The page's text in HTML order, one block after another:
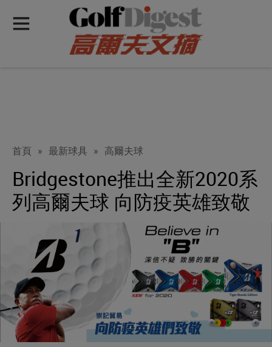
首頁 » 最新球具 » 高爾夫球
Bridgestone推出全新2020系
列高爾夫球 向防疫英雄致敬